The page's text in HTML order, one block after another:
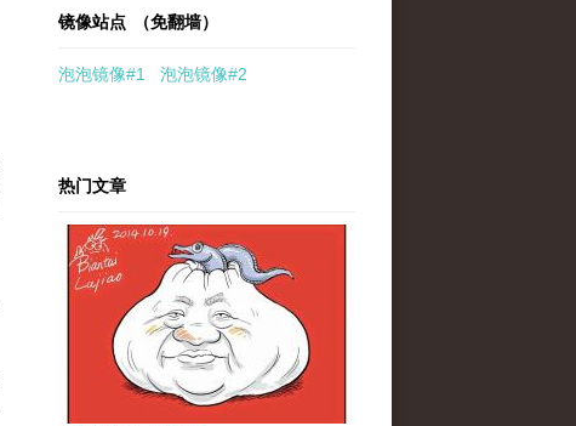
镜像站点 （免翻墙）
泡泡镜像#1 泡泡镜像#2
热门文章